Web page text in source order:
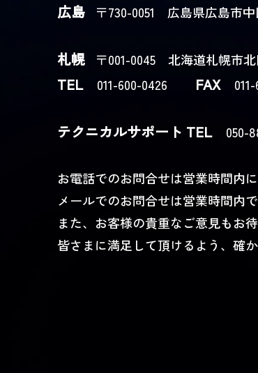
広島 〒730-0051 広島県広島市中
札幌 〒001-0045 北海道札幌市
TEL011-600-0426 FAX011-
テクニカルサポート TEL050-
お電話でのお問合せは営業時間内
メールでのお問合せは営業時間内
また、お客様の貴重なご意見もお
皆さまに満足して頂けるよう、確